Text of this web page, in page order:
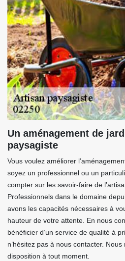
Un aménagement de
paysagiste
Vous voulez améliorer
soyez un professionnel ou un
compter sur les savoir-faire de
Professionnels dans le domaine
avons les capacités nécessaires à
hauteur de votre attente. En nous
bénéficier d’un service de qualité à
n’hésitez pas à nous contacter.
disposition à tout moment.